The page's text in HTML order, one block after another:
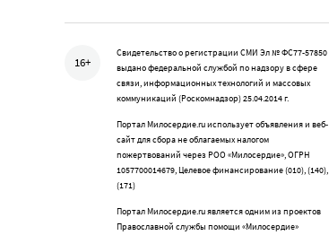
16+
Свидетельство о регистрации СМИ Эл № ФС77-57850
выдано федеральной службой по надзору в сфере
связи, информационных технологий и массовых
коммуникаций (Роскомнадзор) 25.04.2014 г.
Портал Милосердие.ru использует объявления и веб-
сайт для сбора не облагаемых налогом
пожертвований через РОО «Милосердие», ОГРН
1057700014679, Целевое финансирование (010), (140),
(171)
Портал Милосердие.ru является одним из проектов
Православной службы помощи «Милосердие»